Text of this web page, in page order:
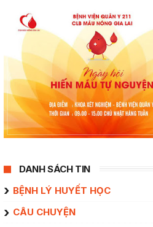
DANH SÁCH TIN
BỆNH LÝ HUYẾT HỌC
CÂU CHUYỆN